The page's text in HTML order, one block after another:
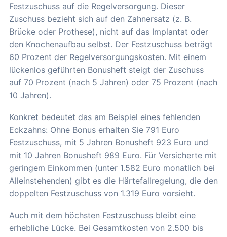
Festzuschuss auf die Regelversorgung. Dieser
Zuschuss bezieht sich auf den Zahnersatz (z. B.
Brücke oder Prothese), nicht auf das Implantat oder
den Knochenaufbau selbst. Der Festzuschuss beträgt
60 Prozent der Regelversorgungskosten. Mit einem
lückenlos geführten Bonusheft steigt der Zuschuss
auf 70 Prozent (nach 5 Jahren) oder 75 Prozent (nach
10 Jahren).
Konkret bedeutet das am Beispiel eines fehlenden
Eckzahns: Ohne Bonus erhalten Sie 791 Euro
Festzuschuss, mit 5 Jahren Bonusheft 923 Euro und
mit 10 Jahren Bonusheft 989 Euro. Für Versicherte mit
geringem Einkommen (unter 1.582 Euro monatlich bei
Alleinstehenden) gibt es die Härtefallregelung, die den
doppelten Festzuschuss von 1.319 Euro vorsieht.
Auch mit dem höchsten Festzuschuss bleibt eine
erhebliche Lücke. Bei Gesamtkosten von 2.500 bis